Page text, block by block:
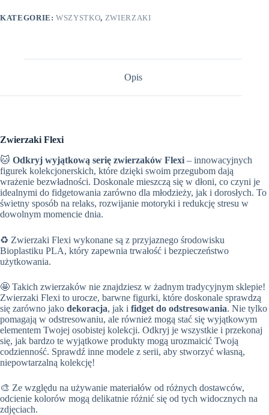
KATEGORIE:WSZYSTKO, ZWIERZAKI
Opis
Zwierzaki Flexi
🐱 Odkryj wyjątkową serię zwierzaków Flexi – innowacyjnych
figurek kolekcjonerskich, które dzięki swoim przegubom dają
wrażenie bezwładności. Doskonale mieszczą się w dłoni, co czyni je
idealnymi do fidgetowania zarówno dla młodzieży, jak i dorosłych. To
świetny sposób na relaks, rozwijanie motoryki i redukcję stresu w
dowolnym momencie dnia.
♻️ Zwierzaki Flexi wykonane są z przyjaznego środowisku
Bioplastiku PLA, który zapewnia trwałość i bezpieczeństwo
użytkowania.
🤩 Takich zwierzaków nie znajdziesz w żadnym tradycyjnym sklepie!
Zwierzaki Flexi to urocze, barwne figurki, które doskonale sprawdzą
się zarówno jako dekoracja, jak i fidget do odstresowania. Nie tylko
pomagają w odstresowaniu, ale również mogą stać się wyjątkowym
elementem Twojej osobistej kolekcji. Odkryj je wszystkie i przekonaj
się, jak bardzo te wyjątkowe produkty mogą urozmaicić Twoją
codzienność. Sprawdź inne modele z serii, aby stworzyć własną,
niepowtarzalną kolekcję!
🎨 Ze względu na używanie materiałów od różnych dostawców,
odcienie kolorów mogą delikatnie różnić się od tych widocznych na
zdjęciach.